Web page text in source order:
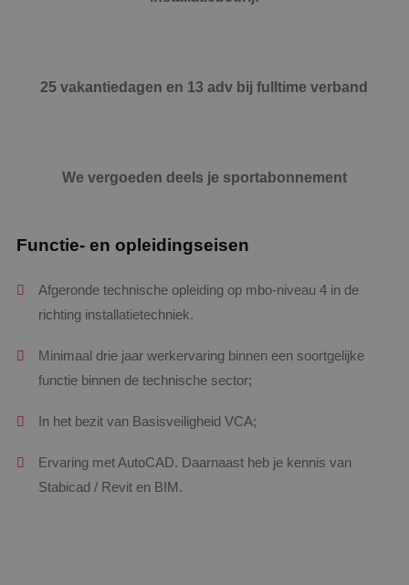
25 vakantiedagen en 13 adv bij fulltime verband
We vergoeden deels je sportabonnement
Functie- en opleidingseisen
Afgeronde technische opleiding op mbo-niveau 4 in de
richting installatietechniek.
Minimaal drie jaar werkervaring binnen een soortgelijke
functie binnen de technische sector;
In het bezit van Basisveiligheid VCA;
Ervaring met AutoCAD. Daarnaast heb je kennis van
Stabicad / Revit en BIM.